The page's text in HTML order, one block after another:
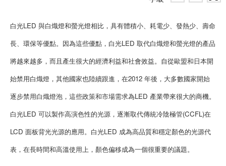
白光LED 與白熾燈和螢光燈相比，具有體積小、耗電少、發熱少、壽命
長、環保等優點。因為這些優點，白光LED 取代白熾燈和螢光燈的產品
將越來越多，而且產生很大的經濟利益和社會效益。自從歐盟和日本開
始禁用白熾燈，其他國家也陸續跟進，在2012 年後，大多數國家開始
逐步禁用白熾燈泡，這些政策和市場需求為LED 產業帶來很大的商機。
白光LED 可以製作高演色性的光源，逐漸取代傳統冷陰極管(CCFL)在
LCD 面板背光光源的應用。白光LED 成為高品質和穩定顏色的光源代
表，在長時間和高溫使用上，顏色偏移成為一個很重要的議題。